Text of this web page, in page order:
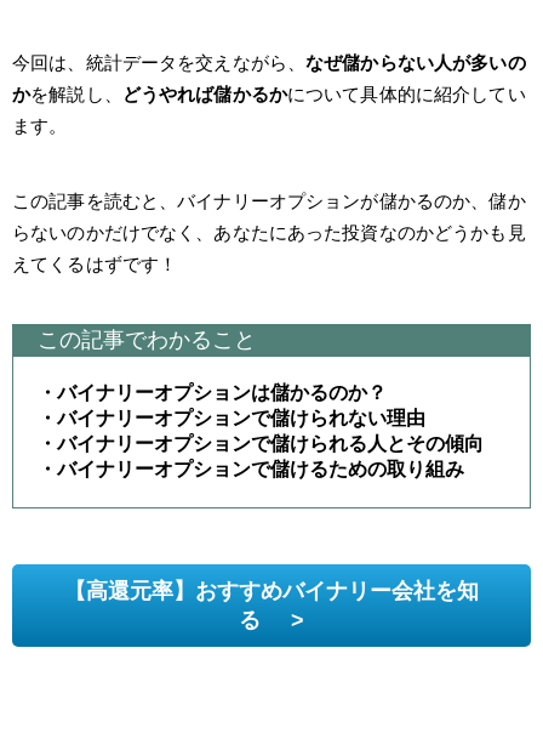
今回は、統計データを交えながら、なぜ儲からない人が多いの
かを解説し、 どうやれば儲かるかについて具体的に紹介してい
ます。
この記事を読むと、バイナリーオプションが儲かるのか、儲か
らないのかだけでなく、あなたにあった投資なのかどうかも見
えてくるはずです！
この記事でわかること
・バイナリーオプションは儲かるのか？
・バイナリーオプションで儲けられない理由
・バイナリーオプションで儲けられる人とその傾向
・バイナリーオプションで儲けるための取り組み
【高還元率】おすすめバイナリー会社を知
る
>